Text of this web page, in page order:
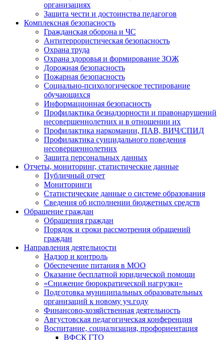
организациях
Защита чести и достоинства педагогов
Комплексная безопасность
Гражданская оборона и ЧС
Антитеррористическая безопасность
Охрана труда
Охрана здоровья и формирование ЗОЖ
Дорожная безопасность
Пожарная безопасность
Социально-психологическое тестирование
обучающихся
Информационная безопасность
Профилактика безнадзорности и правонарушений
несовершеннолетних и в отношении их
Профилактика наркомании, ПАВ, ВИЧ/СПИД
Профилактика суицидального поведения
несовершеннолетних
Защита персональных данных
Отчеты, мониторинг, статистические данные
Публичный отчет
Мониторинги
Статистические данные о системе образования
Сведения об исполнении бюджетных средств
Обращение граждан
Обращения граждан
Порядок и сроки рассмотрения обращений
граждан
Направления деятельности
Надзор и контроль
Обеспечение питания в МОО
Оказание бесплатной юридической помощи
«Снижение бюрократической нагрузки»
Подготовка муниципальных образовательных
организаций к новому уч.году
Финансово-хозяйственная деятельность
Августовская педагогическая конференция
Воспитание, социализация, профориентация
ВФСК ГТО